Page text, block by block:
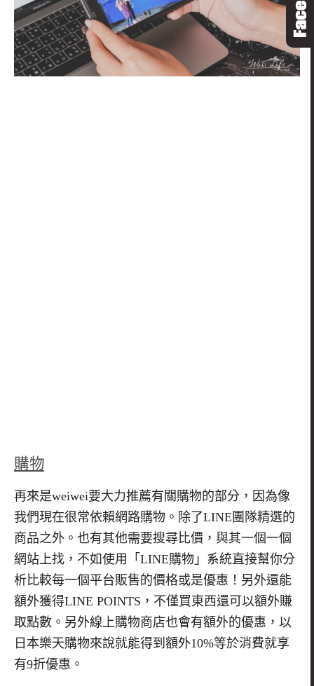
購物
再來是weiwei要大力推薦有關購物的部分，因為像
我們現在很常依賴網路購物。除了LINE團隊精選的
商品之外。也有其他需要搜尋比價，與其一個一個
網站上找，不如使用「LINE購物」系統直接幫你分
析比較每一個平台販售的價格或是優惠！另外還能
額外獲得LINE POINTS，不僅買東西還可以額外賺
取點數。另外線上購物商店也會有額外的優惠，以
日本樂天購物來說就能得到額外10%等於消費就享
有9折優惠。